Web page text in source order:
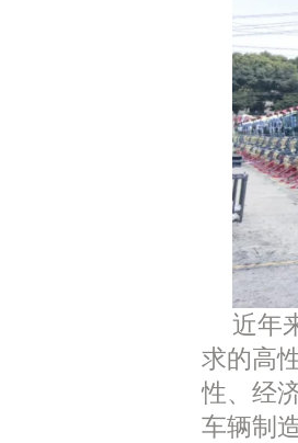
近年
求的高
性、经
车辆制